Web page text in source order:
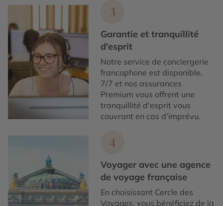
3
Garantie et tranquillité
d'esprit
Notre service de conciergerie
francophone est disponible,
7/7 et nos assurances
Premium vous offrent une
tranquillité d'esprit vous
couvrant en cas d’imprévu.
4
Voyager avec une agence
de voyage française
En choisissant Cercle des
Voyages, vous bénéficiez de la